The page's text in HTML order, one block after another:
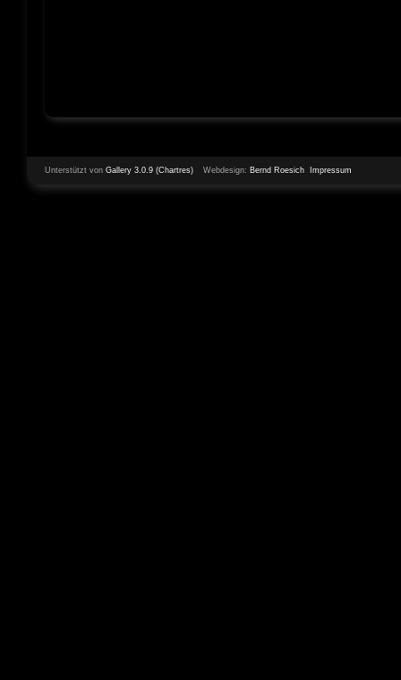
Unterstützt von Gallery 3.0.9 (Chartres) Webdesign: Bernd Roesich Impressum